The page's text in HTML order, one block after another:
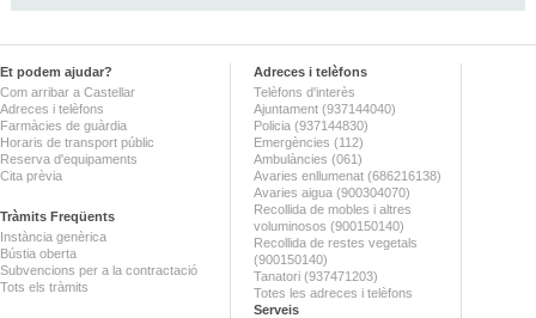
Et podem ajudar?
Com arribar a Castellar
Adreces i telèfons
Farmàcies de guàrdia
Horaris de transport públic
Reserva d'equipaments
Cita prèvia
Tràmits Freqüents
Instància genèrica
Bústia oberta
Subvencions per a la contractació
Tots els tràmits
Adreces i telèfons
Telèfons d'interès
Ajuntament (937144040)
Policia (937144830)
Emergències (112)
Ambulàncies (061)
Avaries enllumenat (686216138)
Avaries aigua (900304070)
Recollida de mobles i altres
voluminosos (900150140)
Recollida de restes vegetals
(900150140)
Tanatori (937471203)
Totes les adreces i telèfons
Serveis